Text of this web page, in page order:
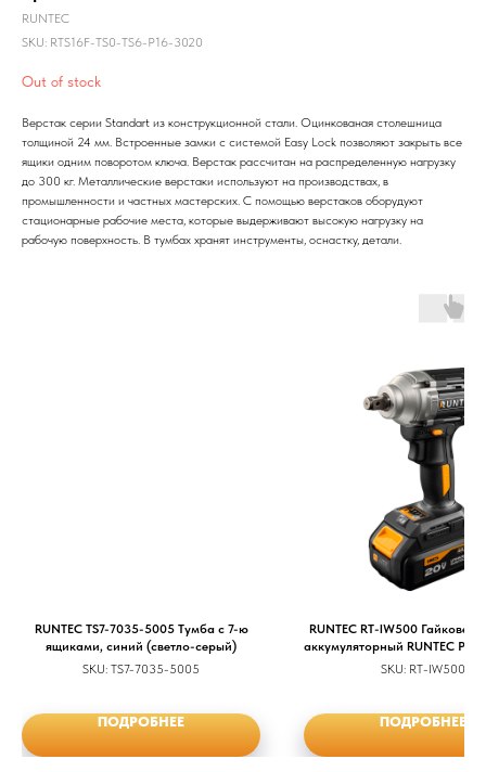
RUNTEC
SKU: RTS16F-TS0-TS6-P16-3020
Out of stock
Верстак серии Standart из конструкционной стали. Оцинкованая столешница
толщиной 24 мм. Встроенные замки с системой Easy Lock позволяют закрыть все
ящики одним поворотом ключа. Верстак рассчитан на распределенную нагрузку
до 300 кг. Металлические верстаки используют на производствах, в
промышленности и частных мастерских. С помощью верстаков оборудуют
стационарные рабочие места, которые выдерживают высокую нагрузку на
рабочую поверхность. В тумбах хранят инструменты, оснастку, детали.
RUNTEC TS7-7035-5005 Тумба с 7-ю
ящиками, синий (светло-серый)
SKU: TS7-7035-5005
ПОДРОБНЕЕ
RUNTEC RT-IW500
аккумуляторный RUNTEC
2*4Ач, 500Нм
SKU: RT-IW500
ПОДРОБНЕЕ